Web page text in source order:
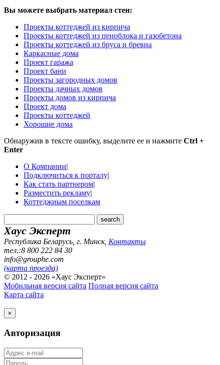
Вы можете выбрать материал стен:
Проекты коттеджей из кирпича
Проекты коттеджей из пеноблока и газобетона
Проекты коттеджей из бруса и бревна
Каркасные дома
Проект гаража
Проект бани
Проекты загородных домов
Проекты дачных домов
Проекты домов из кирпича
Проект дома
Проекты коттеджей
Хорошие дома
Обнаружив в тексте ошибку, выделите ее и нажмите Ctrl +
Enter
О Компании|
Подключиться к порталу|
Как стать партнером|
Разместить рекламу|
Коттеджным поселкам
Хаус Эксперт
Республика Беларусь, г. Минск, Контакты
тел.:8 800 222 84 30
info@grouphe.com
(карта проезда)
© 2012 - 2026 «Хаус Эксперт»
Мобильная версия сайта Полная версия сайта
Карта сайта
×
Авторизация